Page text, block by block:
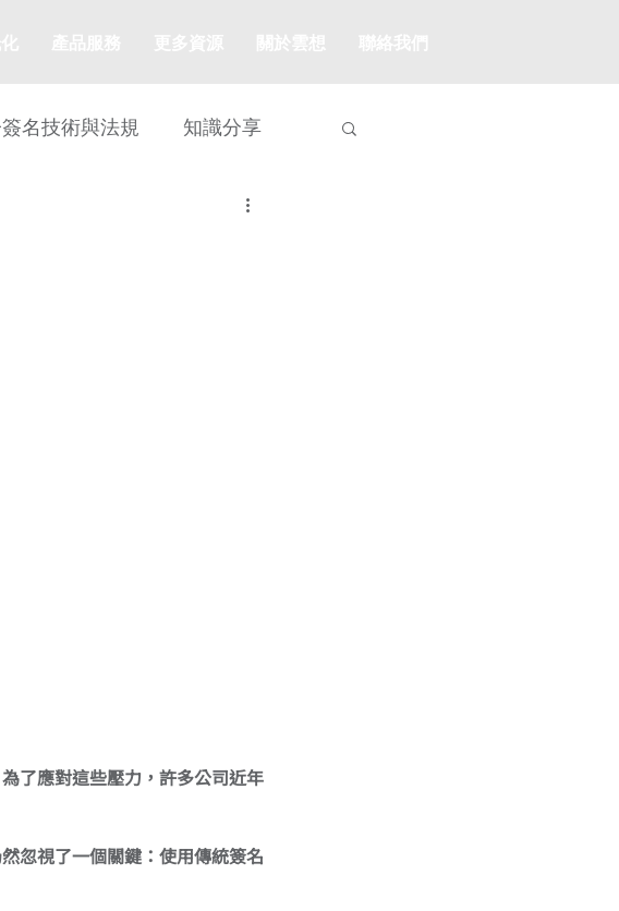
名技術與法規 知識分享
了應對這些壓力，許多公司近年
忽視了一個關鍵：使用傳統簽名